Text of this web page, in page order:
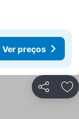
Ver preços
Partilhar